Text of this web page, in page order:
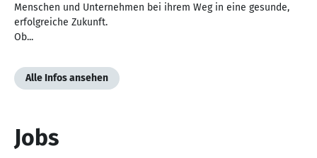
Menschen und Unternehmen bei ihrem Weg in eine gesunde,
erfolgreiche Zukunft.
Ob...
Alle Infos ansehen
Jobs